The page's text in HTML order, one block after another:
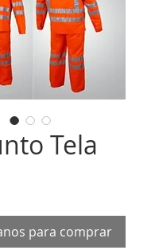
Tela
para comprar